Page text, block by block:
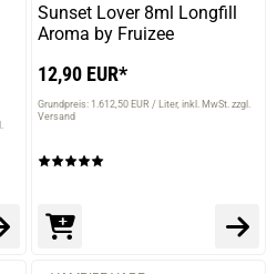
Sunset Lover 8ml Longfill
Aroma by Fruizee
12,90 EUR*
Grundpreis: 1.612,50 EUR / Liter inkl. MwSt. zzgl.
Versand